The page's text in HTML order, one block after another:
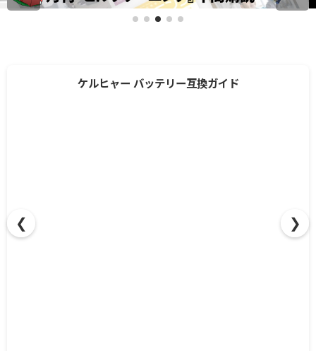
ケルヒャー バッテリー互換ガイド
❮ ❯